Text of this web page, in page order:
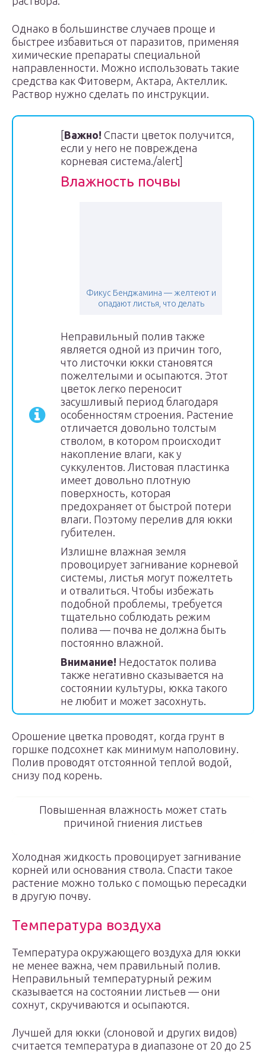
Однако в большинстве случаев проще и
быстрее избавиться от паразитов, применяя
химические препараты специальной
направленности. Можно использовать такие
средства как Фитоверм, Актара, Актеллик.
Раствор нужно сделать по инструкции.
[Важно! Спасти цветок получится,
если у него не повреждена
корневая система./alert]
Влажность почвы
Фикус Бенджамина — желтеют и
опадают листья, что делать
Неправильный полив также
является одной из причин того,
что листочки юкки становятся
пожелтелыми и осыпаются. Этот
цветок легко переносит
засушливый период благодаря
особенностям строения. Растение
отличается довольно толстым
стволом, в котором происходит
накопление влаги, как у
суккулентов. Листовая пластинка
имеет довольно плотную
поверхность, которая
предохраняет от быстрой потери
влаги. Поэтому перелив для юкки
губителен.
Излишне влажная земля
провоцирует загнивание корневой
системы, листья могут пожелтеть
и отвалиться. Чтобы избежать
подобной проблемы, требуется
тщательно соблюдать режим
полива — почва не должна быть
постоянно влажной.
Внимание! Недостаток полива
также негативно сказывается на
состоянии культуры, юкка такого
не любит и может засохнуть.
Орошение цветка проводят, когда грунт в
горшке подсохнет как минимум наполовину.
Полив проводят отстоянной теплой водой,
снизу под корень.
Повышенная влажность может стать
причиной гниения листьев
Холодная жидкость провоцирует загнивание
корней или основания ствола. Спасти такое
растение можно только с помощью пересадки
в другую почву.
Температура воздуха
Температура окружающего воздуха для юкки
не менее важна, чем правильный полив.
Неправильный температурный режим
сказывается на состоянии листьев — они
сохнут, скручиваются и осыпаются.
Лучшей для юкки (слоновой и других видов)
считается температура в диапазоне от 20 до 25